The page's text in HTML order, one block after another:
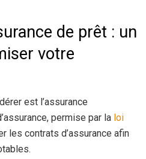
de prêt : un
votre
est l’assurance
permise par la loi
les contrats d’assurance afin